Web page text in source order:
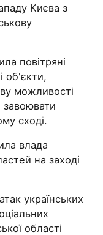
Києва з
повітряні
об'єкти,
можливості
завоювати
сході.
влада
на заході
українських
області